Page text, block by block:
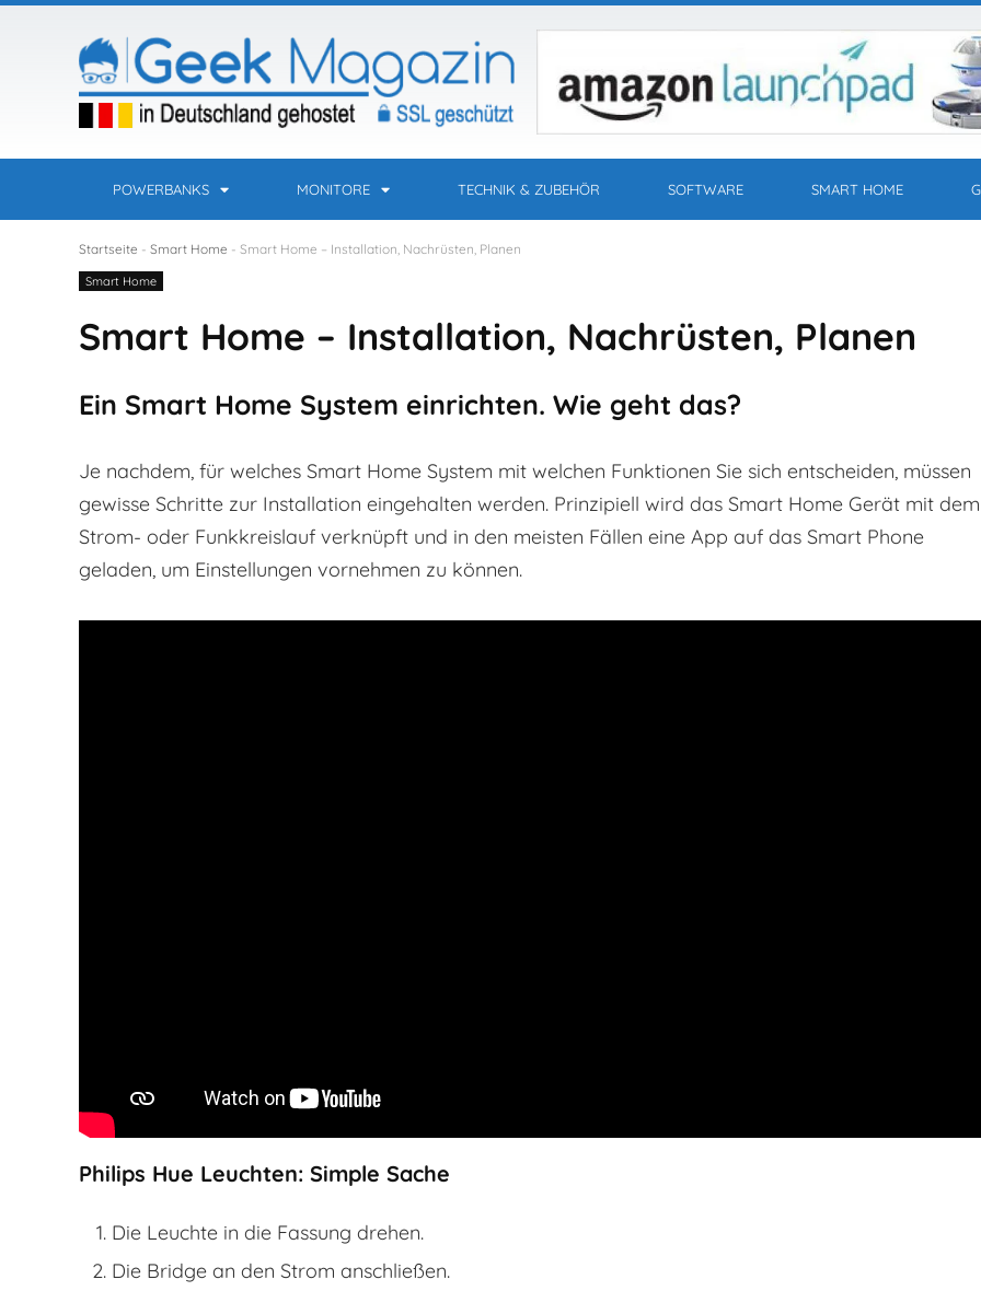
POWERBANKS MONITORE TECHNIK & ZUBEHÖR SOFTWARE SMART HOME
Startseite - Smart Home - Smart Home – Installation, Nachrüsten, Planen
Smart Home
Smart Home – Installation, Nachrüsten, Planen
Ein Smart Home System einrichten. Wie geht das?
Je nachdem, für welches Smart Home System mit welchen Funktionen Sie sich entscheiden, müssen
gewisse Schritte zur Installation eingehalten werden. Prinzipiell wird das Smart Home Gerät mit dem
Strom- oder Funkkreislauf verknüpft und in den meisten Fällen eine App auf das Smart Phone
geladen, um Einstellungen vornehmen zu können.
Philips Hue Leuchten: Simple Sache
Die Leuchte in die Fassung drehen.
Die Bridge an den Strom anschließen.